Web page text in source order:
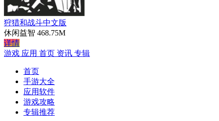
狩猎和战斗中文版
休闲益智 468.75M
详情
游戏 应用 首页 资讯 专辑
首页
手游大全
应用软件
游戏攻略
专辑推荐